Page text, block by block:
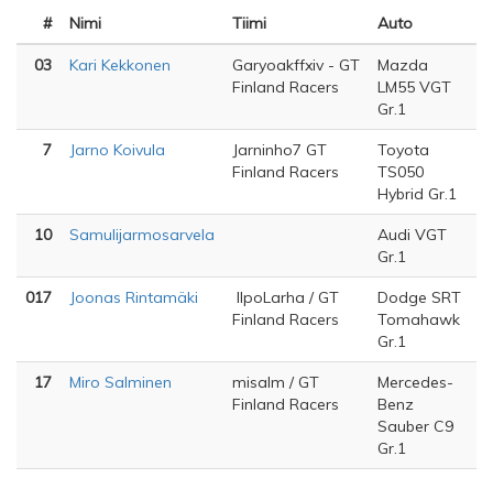
# Nimi Tiimi Auto
03 Kari Kekkonen
Garyoakffxiv - GT
Finland Racers
Mazda
LM55 VGT
Gr.1
7 Jarno Koivula
Jarninho7 GT
Finland Racers
Toyota
TS050
Hybrid Gr.1
10 Samulijarmosarvela
Audi VGT
Gr.1
017 Joonas Rintamäki
IlpoLarha / GT
Finland Racers
Dodge SRT
Tomahawk
Gr.1
17 Miro Salminen
misalm / GT
Finland Racers
Mercedes-
Benz
Sauber C9
Gr.1